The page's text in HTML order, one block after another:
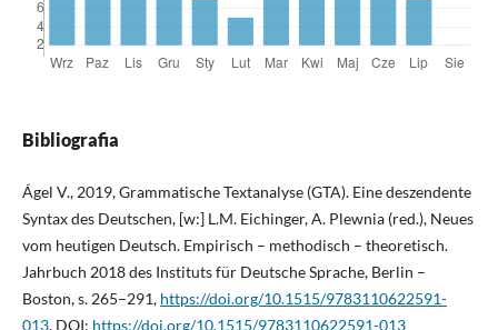
Bibliografia
Ágel V., 2019, Grammatische Textanalyse (GTA). Eine deszendente
Syntax des Deutschen, [w:] L.M. Eichinger, A. Plewnia (red.), Neues
vom heutigen Deutsch. Empirisch – methodisch – theoretisch.
Jahrbuch 2018 des Instituts für Deutsche Sprache, Berlin –
Boston, s. 265–291, https://doi.org/10.1515/9783110622591-
013. DOI: https://doi.org/10.1515/9783110622591-013